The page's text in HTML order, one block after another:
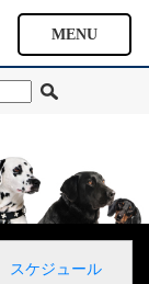
MENU
スケジュール